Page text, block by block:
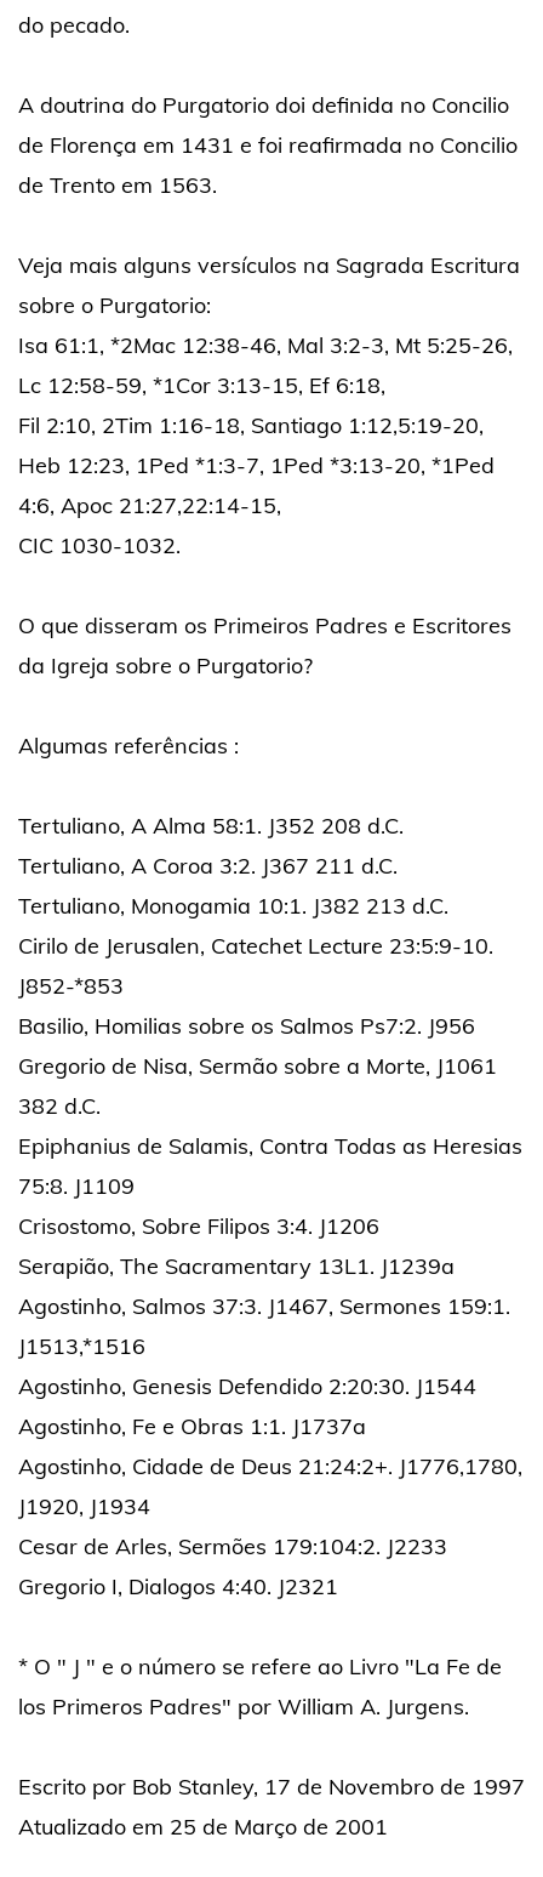
do pecado.
A doutrina do Purgatorio doi definida no Concilio
de Florença em 1431 e foi reafirmada no Concilio
de Trento em 1563.
Veja mais alguns versículos na Sagrada Escritura
sobre o Purgatorio:
Isa 61:1, *2Mac 12:38-46, Mal 3:2-3, Mt 5:25-26,
Lc 12:58-59, *1Cor 3:13-15, Ef 6:18,
Fil 2:10, 2Tim 1:16-18, Santiago 1:12,5:19-20,
Heb 12:23, 1Ped *1:3-7, 1Ped *3:13-20, *1Ped
4:6, Apoc 21:27,22:14-15,
CIC 1030-1032.
O que disseram os Primeiros Padres e Escritores
da Igreja sobre o Purgatorio?
Algumas referências :
Tertuliano, A Alma 58:1. J352 208 d.C.
Tertuliano, A Coroa 3:2. J367 211 d.C.
Tertuliano, Monogamia 10:1. J382 213 d.C.
Cirilo de Jerusalen, Catechet Lecture 23:5:9-10.
J852-*853
Basilio, Homilias sobre os Salmos Ps7:2. J956
Gregorio de Nisa, Sermão sobre a Morte, J1061
382 d.C.
Epiphanius de Salamis, Contra Todas as Heresias
75:8. J1109
Crisostomo, Sobre Filipos 3:4. J1206
Serapião, The Sacramentary 13L1. J1239a
Agostinho, Salmos 37:3. J1467, Sermones 159:1.
J1513,*1516
Agostinho, Genesis Defendido 2:20:30. J1544
Agostinho, Fe e Obras 1:1. J1737a
Agostinho, Cidade de Deus 21:24:2+. J1776,1780,
J1920, J1934
Cesar de Arles, Sermões 179:104:2. J2233
Gregorio I, Dialogos 4:40. J2321
* O " J " e o número se refere ao Livro "La Fe de
los Primeros Padres" por William A. Jurgens.
Escrito por Bob Stanley, 17 de Novembro de 1997
Atualizado em 25 de Março de 2001